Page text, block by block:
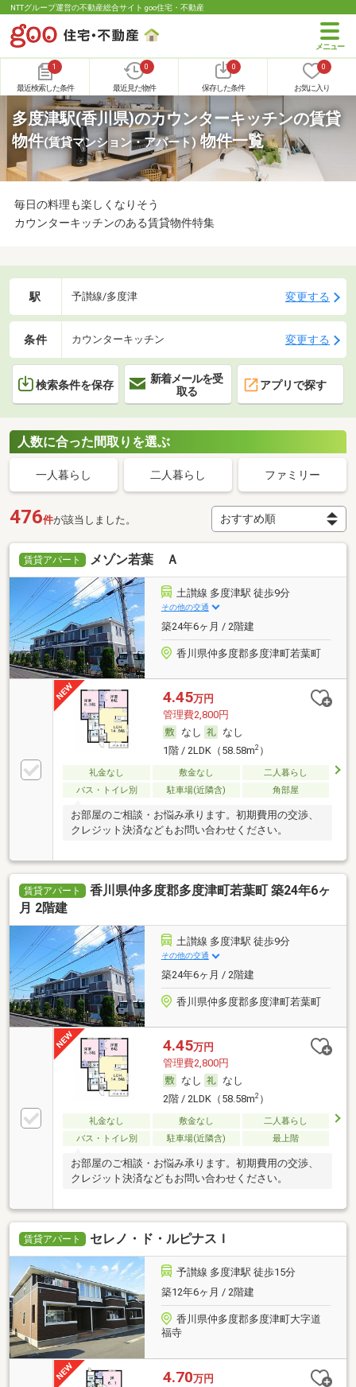
NTTグループ運営の不動産総合サイト goo住宅・不動産
1
最近検索した条件
0
最近見た物件
0
保存した条件
0
お気に入り
多度津駅(香川県)のカウンターキッチンの賃貸
物件(賃貸マンション・アパート)物件一覧
毎日の料理も楽しくなりそう
カウンターキッチンのある賃貸物件特集
駅 予讃線/多度津 変更する
条件 カウンターキッチン 変更する
検索条件を保存
新着メールを受
取る
アプリで探す
人数に合った間取りを選ぶ
一人暮らし 二人暮らし ファミリー
476件が該当しました。
賃貸アパート メゾン若葉 Ａ
土讃線 多度津駅 徒歩9分
その他の交通
築24年6ヶ月 / 2階建
香川県仲多度郡多度津町若葉町
4.45万円
管理費2,800円
なし
なし
1階 / 2LDK（58.58m2）
礼金なし 敷金なし
二人暮らし
バス・トイレ別
駐車場(近隣含) 角部屋
お部屋のご相談・お悩み承ります。初期費用の交渉、
クレジット決済などもお問い合わせください。
賃貸アパート
香川県仲多度郡多度津町若葉町 築24年6ヶ
月 2階建
土讃線 多度津駅 徒歩9分
その他の交通
築24年6ヶ月 / 2階建
香川県仲多度郡多度津町若葉町
4.45万円
管理費2,800円
なし
なし
2階 / 2LDK（58.58m2）
礼金なし 敷金なし
二人暮らし
バス・トイレ別
駐車場(近隣含) 最上階
お部屋のご相談・お悩み承ります。初期費用の交渉、
クレジット決済などもお問い合わせください。
賃貸アパート セレノ・ド・ルピナスＩ
予讃線 多度津駅 徒歩15分
築12年6ヶ月 / 2階建
香川県仲多度郡多度津町大字道
福寺
4.70万円